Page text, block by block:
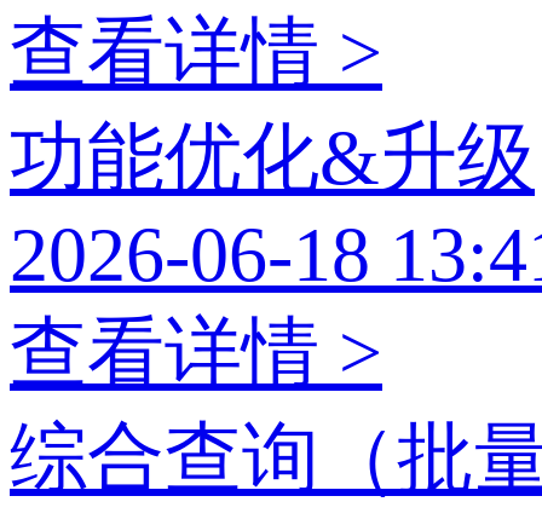
查看详情 >
功能优化&升级
2026-06-18
查看详情 >
综合查询（批